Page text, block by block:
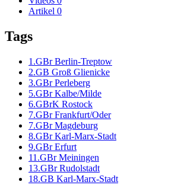
Artikel 0
Tags
1.GBr Berlin-Treptow
2.GB Groß Glienicke
3.GBr Perleberg
5.GBr Kalbe/Milde
6.GBrK Rostock
7.GBr Frankfurt/Oder
7.GBr Magdeburg
8.GBr Karl-Marx-Stadt
9.GBr Erfurt
11.GBr Meiningen
13.GBr Rudolstadt
18.GB Karl-Marx-Stadt